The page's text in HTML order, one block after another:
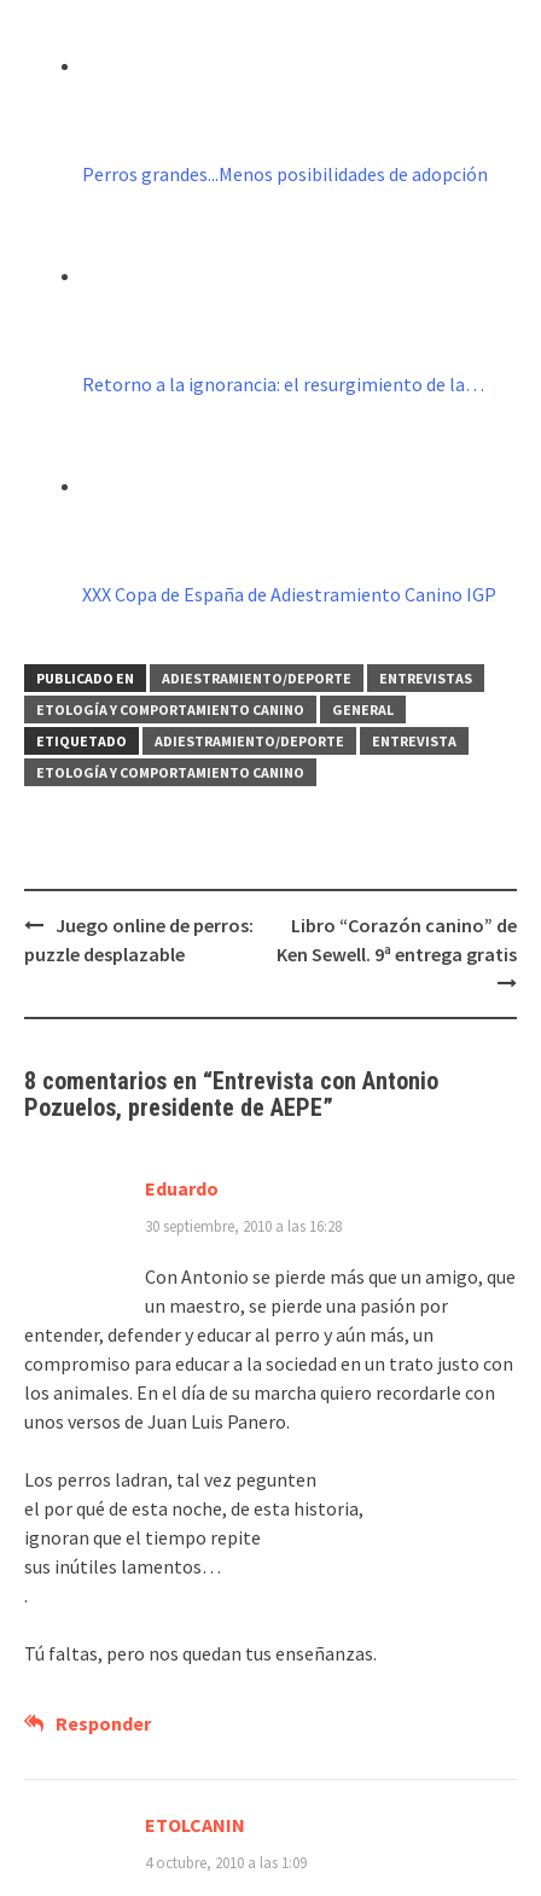
Perros grandes...Menos posibilidades de adopción
Retorno a la ignorancia: el resurgimiento de la…
XXX Copa de España de Adiestramiento Canino IGP
PUBLICADO EN ADIESTRAMIENTO/DEPORTE
ENTREVISTAS
ETOLOGÍA Y COMPORTAMIENTO CANINO
GENERAL
ETIQUETADO
ADIESTRAMIENTO/DEPORTE
ENTREVISTA
ETOLOGÍA Y COMPORTAMIENTO CANINO
Navegación
de
Juego online de perros:
puzzle desplazable
Libro “Corazón canino” de
Ken Sewell. 9ª entrega gratis
8 comentarios en “Entrevista con Antonio
Pozuelos, presidente de AEPE”
Eduardo
30 septiembre, 2010 a las 16:28
Con Antonio se pierde más que un amigo, que
un maestro, se pierde una pasión por
entender, defender y educar al perro y aún más, un
compromiso para educar a la sociedad en un trato justo con
los animales. En el día de su marcha quiero recordarle con
unos versos de Juan Luis Panero.
Los perros ladran, tal vez pegunten
el por qué de esta noche, de esta historia,
ignoran que el tiempo repite
sus inútiles lamentos…
.
Tú faltas, pero nos quedan tus enseñanzas.
Responder
ETOLCANIN
4 octubre, 2010 a las 1:09